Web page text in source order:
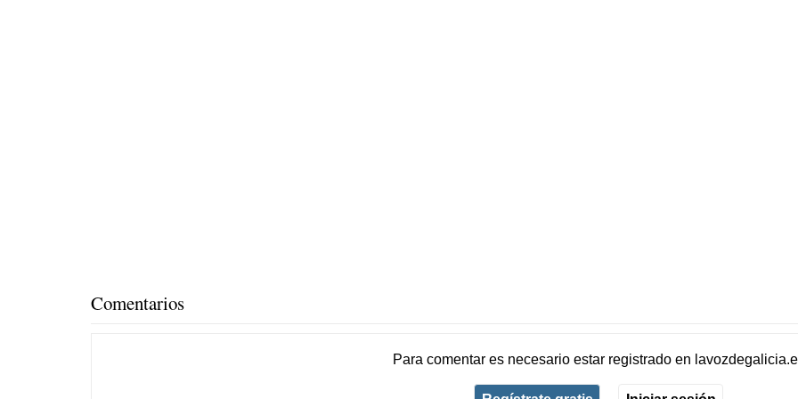
Comentarios
Para comentar es necesario estar registradoen